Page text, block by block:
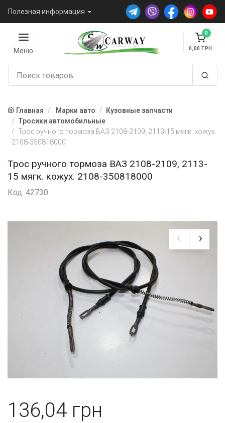
Полезная информация
Меню
0
0,00
Главная Марки авто
Кузовные запчасти
Тросики автомобильные
Трос ручного тормоза ВАЗ 2108-2109, 2113-15 мягк. кожух.
2108-350818000
Трос ручного тормоза ВАЗ 2108-2109, 2113-
15 мягк. кожух. 2108-350818000
Код: 42730
136,04